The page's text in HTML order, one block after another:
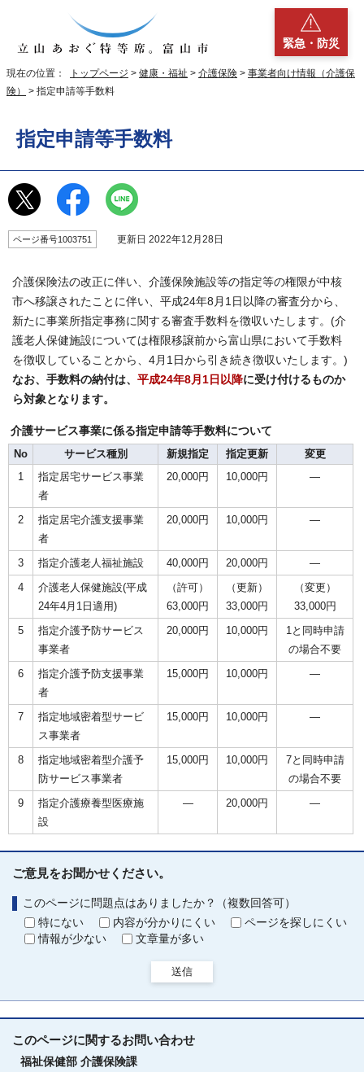
緊急・防災
現在の位置： トップページ > 健康・福祉 > 介護保険 > 事業者向け情報（介護保
険）
> 指定申請等手数料
指定申請等手数料
ページ番号1003751 更新日 2022年12月28日
介護保険法の改正に伴い、介護保険施設等の指定等の権限が中核
市へ移譲されたことに伴い、平成24年8月1日以降の審査分から、
新たに事業所指定事務に関する審査手数料を徴収いたします。(介
護老人保健施設については権限移譲前から富山県において手数料
を徴収していることから、4月1日から引き続き徴収いたします。)
なお、手数料の納付は、 平成24年8月1日以降に受け付けるものか
ら対象となります。
介護サービス事業に係る指定申請等手数料について
No
サービス種別 新規指定 指定更新
変更
1
指定居宅サービス事業
者
20,000円 10,000円 ―
2
指定居宅介護支援事業
者
20,000円 10,000円 ―
3 指定介護老人福祉施設 40,000円 20,000円
―
4
介護老人保健施設(平成
24年4月1日適用)
（許可）
63,000円
（更新）
33,000円
（変更）
33,000円
5
指定介護予防サービス
事業者
20,000円 10,000円
1と同時申請
の場合不要
6
指定介護予防支援事業
者
15,000円 10,000円 ―
7
指定地域密着型サービ
ス事業者
15,000円 10,000円 ―
8
指定地域密着型介護予
防サービス事業者
15,000円 10,000円
7と同時申請
の場合不要
9
指定介護療養型医療施
設
― 20,000円 ―
ご意見をお聞かせください。
このページに問題点はありましたか？（複数回答可）
特にない
内容が分かりにくい
ページを探しにくい
情報が少ない
文章量が多い
送信
このページに関するお問い合わせ
福祉保健部 介護保険課